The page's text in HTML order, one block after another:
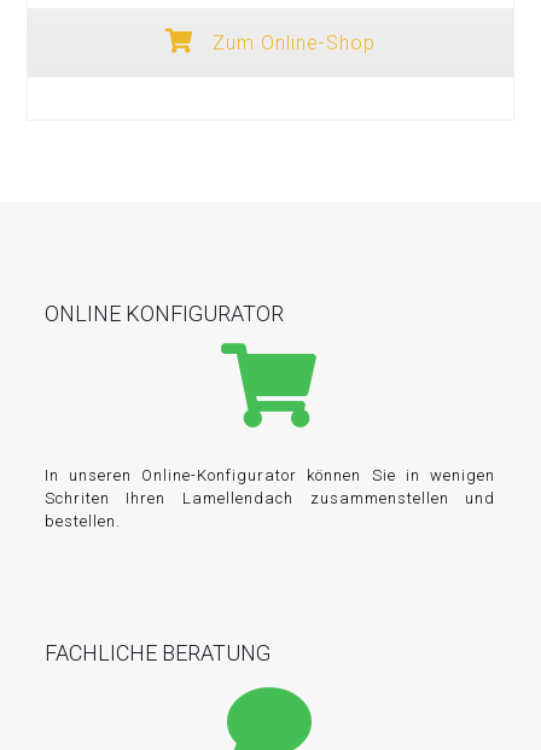
Zum Online-Shop
ONLINE KONFIGURATOR
In unseren Online-Konfigurator können Sie in wenigen
Schriten Ihren Lamellendach zusammenstellen und
bestellen.
FACHLICHE BERATUNG